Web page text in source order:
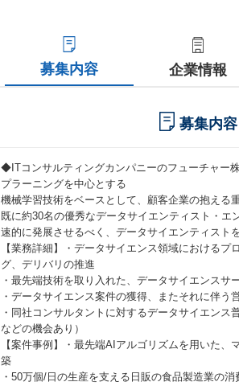
募集内容 企業情報
募集内容
◆ITコンサルティングカンパニーのフューチャー
プラーニングを中心とする
機械学習技術をベースとして、顧客企業の抱える
既に約30名の優秀なデータサイエンティスト・
速的に発展させるべく、データサイエンティスト
【業務詳細】・データサイエンス領域における
グ、デリバリの推進
・最先端技術を取り入れた、データサイエンスサ
・データサイエンス案件の獲得、またそれに伴う
・同社コンサルタントに対するデータサイエン
などの機会あり）
【案件事例】・最先端AIアルゴリズムを用いた
築
・50万個/日の生産を支える日販の食品製造業の